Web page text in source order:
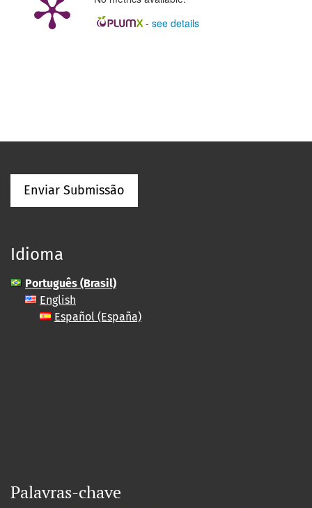
- see details
Enviar Submissão
Idioma
Português (Brasil)
English
Español (España)
Palavras-chave